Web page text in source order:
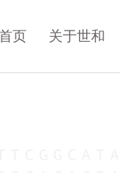
页 关于世和